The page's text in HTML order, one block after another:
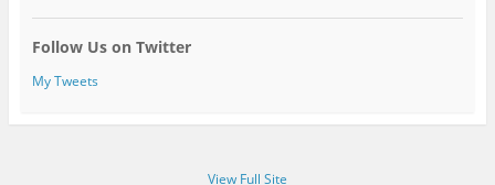
Follow Us on Twitter
My Tweets
View Full Site